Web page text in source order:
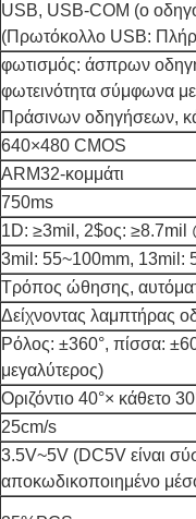
USB, USB-COM (ο
(Πρωτόκολλο USB:
φωτισμός: άσπρων
φωτεινότητα σύμφωνα
Πράσινων οδηγήσεων,
640×480 CMOS
ARM32-κομμάτι
750ms
1D: ≥3mil, 2$ος: ≥8.7mil
3mil: 55~100mm, 13mil:
Τρόπος ώθησης,
Δείχνοντας λαμπτήρας
Ρόλος: ±360°, πίσσα:
μεγαλύτερος)
Οριζόντιο 40°× κάθετο
25cm/s
3.5V~5V (DC5V είναι
αποκωδικοποιημένο